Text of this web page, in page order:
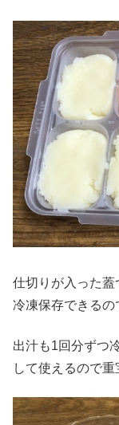
仕切りが入った蓋
冷凍保存できるの
出汁も1回分ずつ
して使えるので重